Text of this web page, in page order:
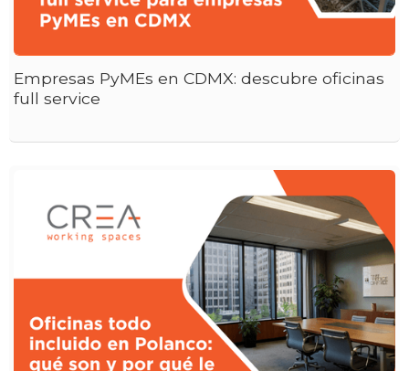
Empresas PyMEs en CDMX: descubre oficinas
full service